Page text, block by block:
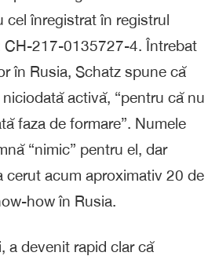
cel înregistrat în registrul
CH-217-0135727-4. Întrebat
în Rusia, Schatz spune că
activă, “pentru că nu
faza de formare”. Numele
“nimic” pentru el, dar
cerut acum aproximativ 20 de
how în Rusia.
a devenit rapid clar că